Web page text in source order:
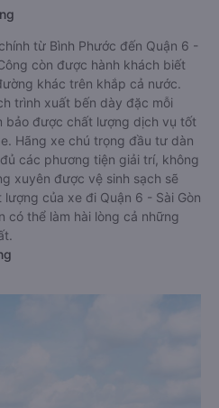
từ Bình Phước đến Quận 6 -
còn được hành khách biết
khác trên khắp cả nước.
trình xuất bến dày đặc mỗi
bảo được chất lượng dịch vụ tốt
Hãng xe chú trọng đầu tư dàn
các phương tiện giải trí, không
xuyên được vệ sinh sạch sẽ
lượng của xe đi Quận 6 - Sài Gòn
có thể làm hài lòng cả những